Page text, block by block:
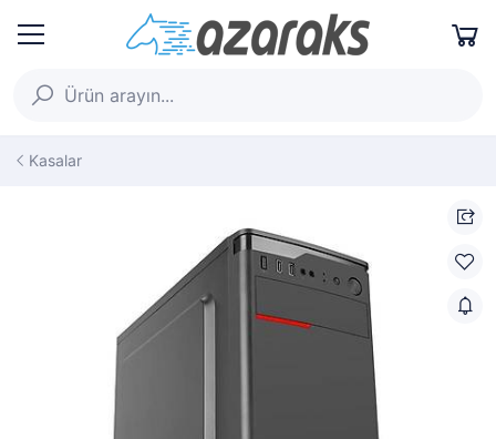
Kasalar